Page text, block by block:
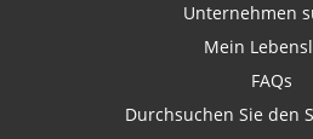
Unternehmen
Mein
FAQs
Durchsuchen Sie den